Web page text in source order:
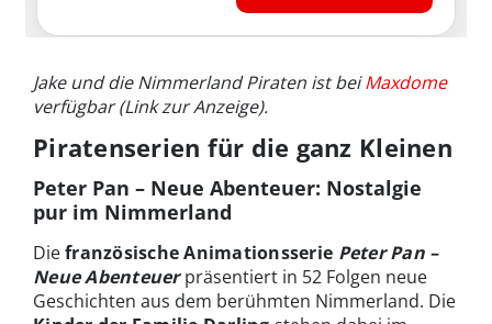
Jake und die Nimmerland Piraten ist beiMaxdome
verfügbar (Link zur Anzeige).
Piratenserien für die ganz Kleinen
Peter Pan – Neue Abenteuer: Nostalgie
pur im Nimmerland
Diefranzösische Animationsserie Peter Pan –
Neue Abenteuerpräsentiert in 52 Folgen neue
Geschichten aus dem berühmten Nimmerland. Die